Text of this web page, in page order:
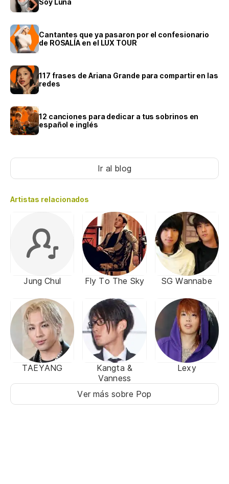
Soy Luna
Cantantes que ya pasaron por el confesionario
de ROSALÍA en el LUX TOUR
117 frases de Ariana Grande para compartir en las
redes
12 canciones para dedicar a tus sobrinos en
español e inglés
Ir al blog
Artistas relacionados
Jung Chul Fly To The Sky SG Wannabe
TAEYANG
Kangta &
Vanness
Lexy
Ver más sobre Pop